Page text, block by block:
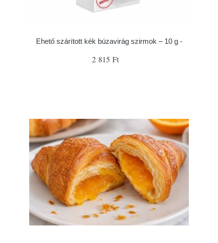
Ehető szárított kék búzavirág szirmok – 10 g -
2 815 Ft